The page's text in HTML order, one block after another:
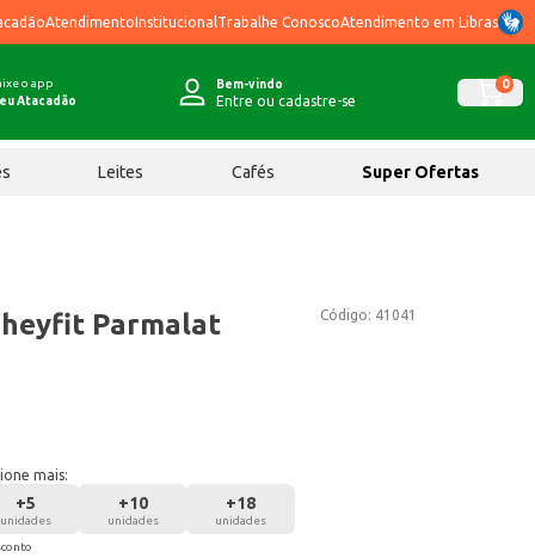
AtendimentoInstitucional Trabalhe ConoscoAtendimento em Libras
o app
Atacadão
Bem-vindo
Entre ou cadastre-se
0
Leites Cafés Super Ofertas
Código: 41041
Parmalat
mais:
+5
unidades
+10
unidades
+18
unidades